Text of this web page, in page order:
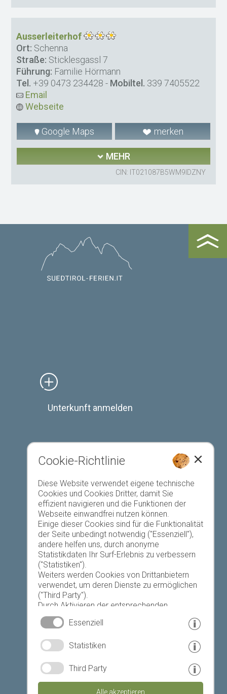
Ausserleiterhof
Ort: Schenna
Straße: Sticklesgassl 7
Führung: Familie Hörmann
Tel. +39 0473 234428 - Mobiltel. 339 7405522
Email
Webseite
Google Maps merken
MEHR
CIN: IT021087B5WM9IDZNY
Unterkunft anmelden
Favoriten-Liste
Heute Morgen Montag
17 °C 33 °C
© www.drescher.it - Webdesign in Südtirol
Impressum
Cookie-Richtlinie
Diese Website verwendet eigene technische
Cookies und Cookies Dritter, damit Sie
effizient navigieren und die Funktionen der
Webseite einwandfrei nutzen können.
Einige dieser Cookies sind für die Funktionalität
der Seite unbedingt notwendig ("Essenziell"),
andere helfen uns, durch anonyme
Statistikdaten Ihr Surf-Erlebnis zu verbessern
("Statistiken").
Weiters werden Cookies von Drittanbietern
verwendet, um deren Dienste zu ermöglichen
("Third Party").
Durch Aktivieren der entsprechenden
Schaltflächen entscheiden Sie selbst, welche
Cookies zum Einsatz kommen.
speichern" oder "Auswahl ablehnen" erklären
Cookies erlauben.
Ihre Einwilligung können Sie jederzeit
widerrufen.
Essenziell
Statistiken
Third Party
Alle akzeptieren